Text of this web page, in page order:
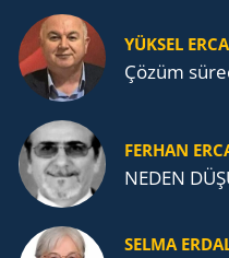
YÜKSEL
Çözüm
FERHAN
NEDEN
SELMA